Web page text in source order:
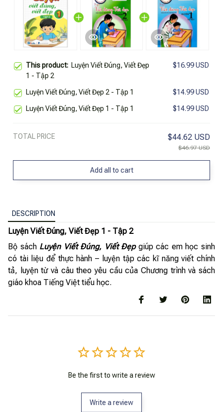
This product: Luyện Viết Đúng, Viết Đẹp
1 - Tập 2
$16.99 USD
Luyện Viết Đúng, Viết Đẹp 2 - Tập 1 $14.99 USD
Luyện Viết Đúng, Viết Đẹp 1 - Tập 1 $14.99 USD
TOTAL PRICE $44.62 USD
$46.97 USD
Add all to cart
DESCRIPTION
Luyện Viết Đúng, Viết Đẹp 1 - Tập 2
Bộ sách Luyện Viết Đúng, Viết Đẹpgiúp các em học sinh
có tài liệu để thực hành – luyện tập các kĩ năng viết chính
tả, luyện từ và câu theo yêu cầu của Chương trình và sách
giáo khoa Tiếng Việt tiểu học.
Be the first to write a review
Write a review